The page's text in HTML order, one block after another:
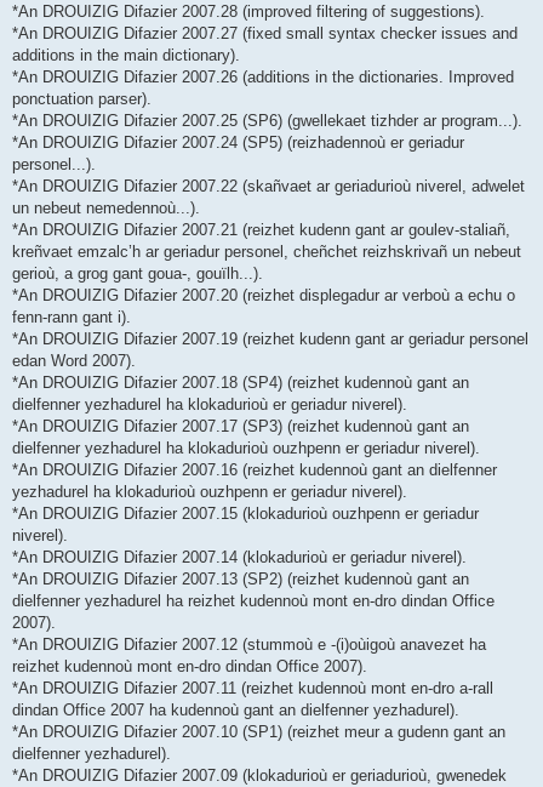
*An DROUIZIG Difazier 2007.28 (improved filtering of suggestions).
*An DROUIZIG Difazier 2007.27 (fixed small syntax checker issues and
additions in the main dictionary).
*An DROUIZIG Difazier 2007.26 (additions in the dictionaries. Improved
ponctuation parser).
*An DROUIZIG Difazier 2007.25 (SP6) (gwellekaet tizhder ar program...).
*An DROUIZIG Difazier 2007.24 (SP5) (reizhadennoù er geriadur
personel...).
*An DROUIZIG Difazier 2007.22 (skañvaet ar geriadurioù niverel, adwelet
un nebeut nemedennoù...).
*An DROUIZIG Difazier 2007.21 (reizhet kudenn gant ar goulev-staliañ,
kreñvaet emzalc’h ar geriadur personel, cheñchet reizhskrivañ un nebeut
gerioù, a grog gant goua-, gouïlh...).
*An DROUIZIG Difazier 2007.20 (reizhet displegadur ar verboù a echu o
fenn-rann gant i).
*An DROUIZIG Difazier 2007.19 (reizhet kudenn gant ar geriadur personel
edan Word 2007).
*An DROUIZIG Difazier 2007.18 (SP4) (reizhet kudennoù gant an
dielfenner yezhadurel ha klokadurioù er geriadur niverel).
*An DROUIZIG Difazier 2007.17 (SP3) (reizhet kudennoù gant an
dielfenner yezhadurel ha klokadurioù ouzhpenn er geriadur niverel).
*An DROUIZIG Difazier 2007.16 (reizhet kudennoù gant an dielfenner
yezhadurel ha klokadurioù ouzhpenn er geriadur niverel).
*An DROUIZIG Difazier 2007.15 (klokadurioù ouzhpenn er geriadur
niverel).
*An DROUIZIG Difazier 2007.14 (klokadurioù er geriadur niverel).
*An DROUIZIG Difazier 2007.13 (SP2) (reizhet kudennoù gant an
dielfenner yezhadurel ha reizhet kudennoù mont en-dro dindan Office
2007).
*An DROUIZIG Difazier 2007.12 (stummoù e -(i)oùigoù anavezet ha
reizhet kudennoù mont en-dro dindan Office 2007).
*An DROUIZIG Difazier 2007.11 (reizhet kudennoù mont en-dro a-rall
dindan Office 2007 ha kudennoù gant an dielfenner yezhadurel).
*An DROUIZIG Difazier 2007.10 (SP1) (reizhet meur a gudenn gant an
dielfenner yezhadurel).
*An DROUIZIG Difazier 2007.09 (klokadurioù er geriadurioù, gwenedek